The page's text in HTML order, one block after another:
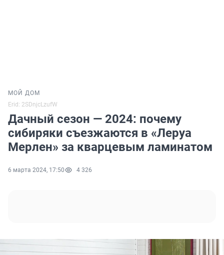
МОЙ ДОМ
Erid: 2SDnjcLzufW
Дачный сезон — 2024: почему
сибиряки съезжаются в «Леруа
Мерлен» за кварцевым ламинатом
6 марта 2024, 17:50 4 326